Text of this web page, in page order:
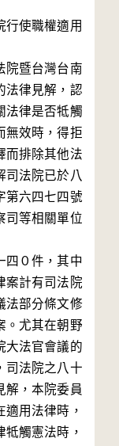
行使職權適用
院暨台灣台南
法律見解，認
法律是否牴觸
無效時，得拒
而排除其他法
司法院已於八
第六四七四號
司等相關單位
四０件，其中
案計有司法院
法部分條文修
。尤其在朝野
大法官會議的
司法院之八十
解，本院委員
用法律時，
觸憲法時，